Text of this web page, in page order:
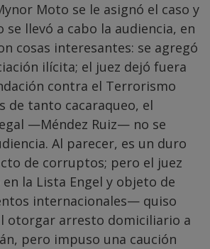
Moto se le asignó el caso y
se llevó a cabo la audiencia, en
cosas interesantes: se agregó
ilícita; el juez dejó fuera
contra el Terrorismo
de tanto cacaraqueo, el
—Méndez Ruiz— no se
Al parecer, es un duro
de corruptos; pero el juez
la Lista Engel y objeto de
internacionales— quiso
otorgar arresto domiciliario a
pero impuso una caución